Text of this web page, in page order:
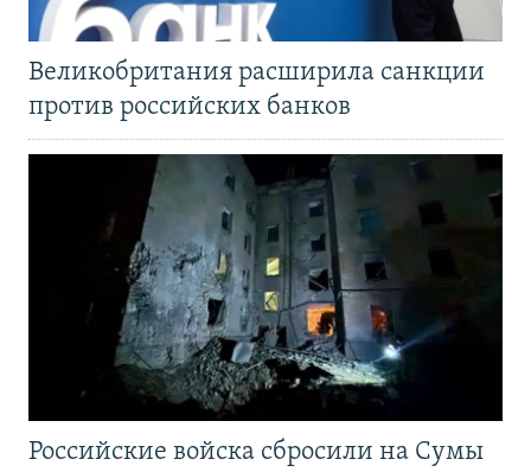
Великобритания расширила санкции
против российских банков
Российские войска сбросили на Сумы